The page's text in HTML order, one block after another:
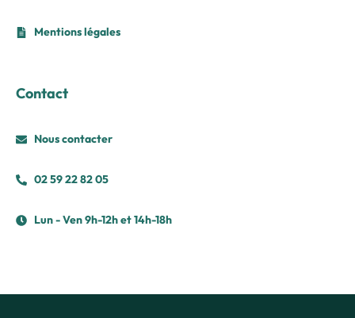
Mentions légales
Contact
Nous contacter
02 59 22 82 05
Lun - Ven 9h-12h et 14h-18h